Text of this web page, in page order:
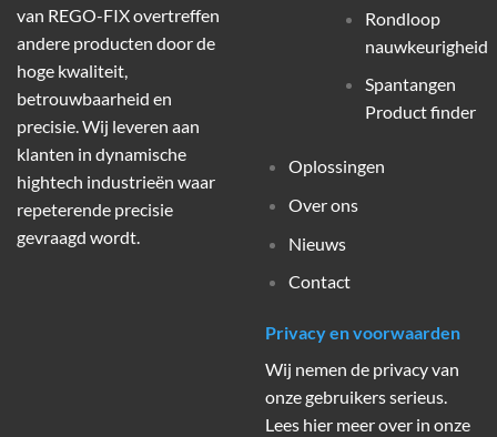
van REGO-FIX overtreffen
andere producten door de
hoge kwaliteit,
betrouwbaarheid en
precisie. Wij leveren aan
klanten in dynamische
hightech industrieën waar
repeterende precisie
gevraagd wordt.
Rondloop
nauwkeurigheid
Spantangen
Product finder
Oplossingen
Over ons
Nieuws
Contact
Privacy en voorwaarden
Wij nemen de privacy van
onze gebruikers serieus.
Lees hier meer over in onze